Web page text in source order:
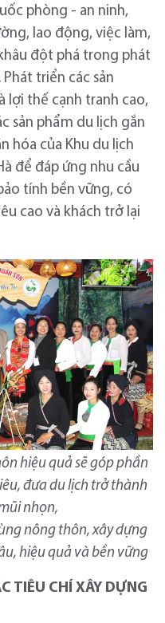
phòng - an ninh,
lao động, việc làm,
đột phá trong phát
triển các sản
lợi thế cạnh tranh cao,
sản phẩm du lịch gắn
hóa của Khu du lịch
để đáp ứng nhu cầu
tính bền vững, có
cao và khách trở lại
hiệu quả sẽ góp phần
đưa du lịch trở thành
nhọn,
nông thôn, xây dựng
hiệu quả và bền vững
TIÊU CHÍ XÂY DỰNG